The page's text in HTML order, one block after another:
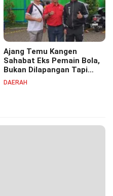
Ajang Temu Kangen
Sahabat Eks Pemain Bola,
Bukan Dilapangan Tapi
Ditongkrongan
DAERAH